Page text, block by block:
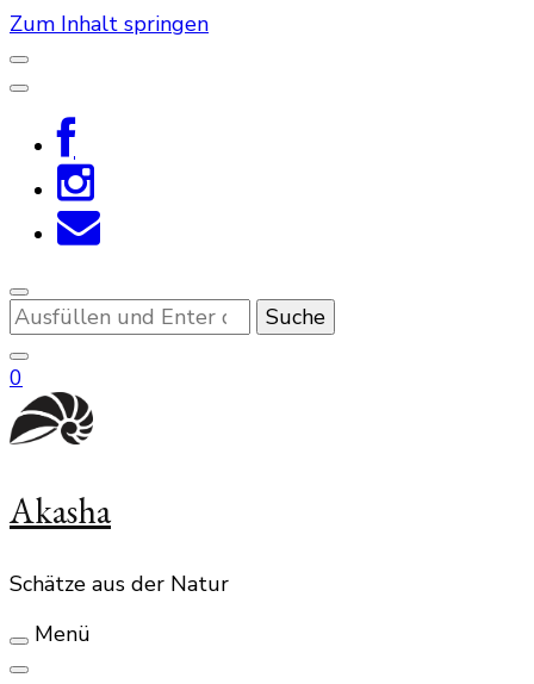
Zum Inhalt springen
Suchst
du
nach
etwas?
0
Akasha
Schätze aus der Natur
Menü